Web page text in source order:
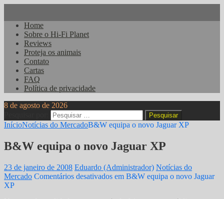
Home
Sobre o Hi-Fi Planet
Reviews
Proteja os animais
Contato
Cartas
FAQ
Política de privacidade
8 de agosto de 2026
InícioNotícias do MercadoB&W equipa o novo Jaguar XP
B&W equipa o novo Jaguar XP
23 de janeiro de 2008 Eduardo (Administrador) Notícias do
Mercado Comentários desativados em B&W equipa o novo Jaguar
XP